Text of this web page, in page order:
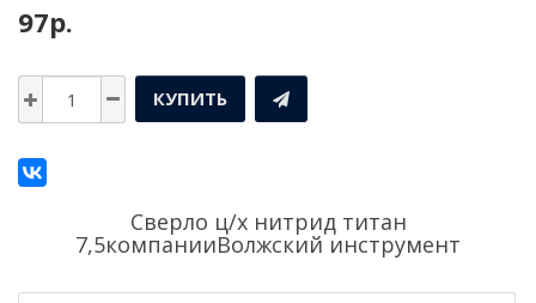
97р.
КУПИТЬ
Сверло ц/х нитрид титан
7,5компанииВолжский инструмент